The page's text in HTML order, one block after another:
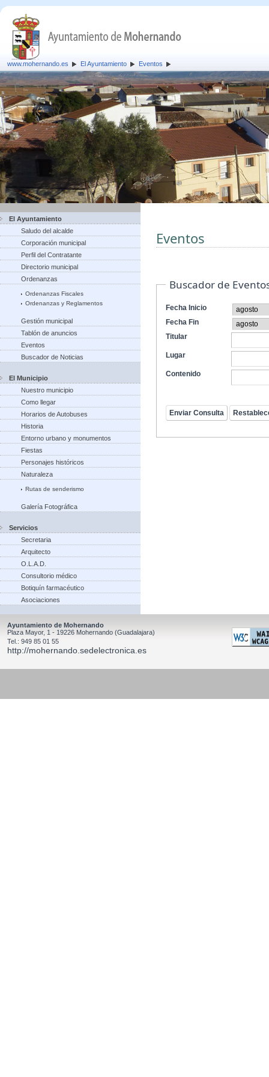
www.mohernando.es El Ayuntamiento Eventos
El Ayuntamiento
Saludo del alcalde
Corporación municipal
Perfil del Contratante
Directorio municipal
Ordenanzas
Ordenanzas Fiscales
Ordenanzas y Reglamentos
Gestión municipal
Tablón de anuncios
Eventos
Buscador de Noticias
El Municipio
Nuestro municipio
Como llegar
Horarios de Autobuses
Historia
Entorno urbano y monumentos
Fiestas
Personajes históricos
Naturaleza
Rutas de senderismo
Galería Fotográfica
Servicios
Secretaria
Arquitecto
O.L.A.D.
Consultorio médico
Botiquín farmacéutico
Asociaciones
Eventos
Buscador de
Fecha Inicio
Fecha Fin
Titular
Lugar
Contenido
Ayuntamiento de Mohernando
Plaza Mayor, 1 - 19226 Mohernando (Guadalajara)
Tel.: 949 85 01 55
http://mohernando.sedelectronica.es